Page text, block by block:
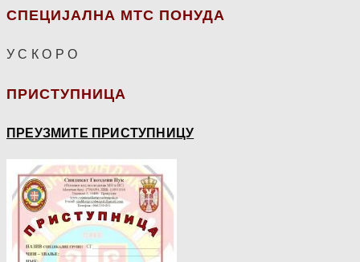
СПЕЦИЈАЛНА МТС ПОНУДА
У С К О Р О
ПРИСТУПНИЦА
ПРЕУЗМИТЕ ПРИСТУПНИЦУ